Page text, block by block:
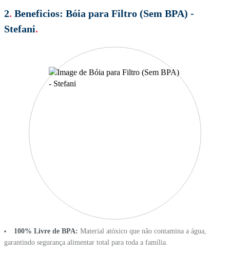
2. Beneficios: Bóia para Filtro (Sem BPA) -
Stefani.
100% Livre de BPA: Material atóxico que não contamina a água,
garantindo segurança alimentar total para toda a família.